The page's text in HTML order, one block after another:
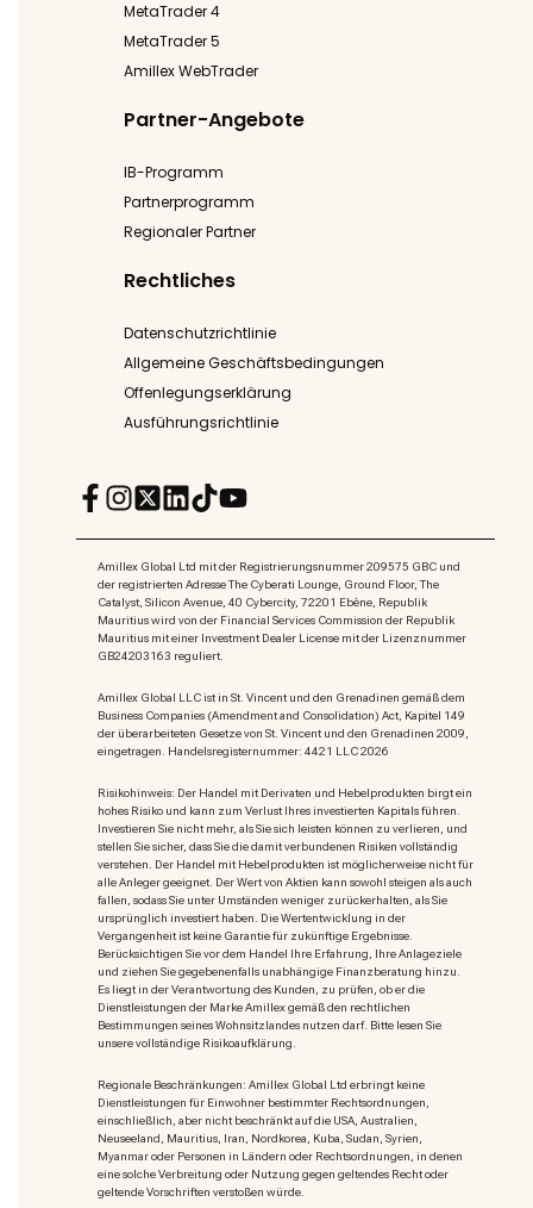
MetaTrader 4
MetaTrader 5
Amillex WebTrader
Partner-Angebote
IB-Programm
Partnerprogramm
Regionaler Partner
Rechtliches
Datenschutzrichtlinie
Allgemeine Geschäftsbedingungen
Offenlegungserklärung
Ausführungsrichtlinie
Amillex Global Ltd mit der Registrierungsnummer 209575 GBC und
der registrierten Adresse The Cyberati Lounge, Ground Floor, The
Catalyst, Silicon Avenue, 40 Cybercity, 72201 Ebène, Republik
Mauritius wird von der Financial Services Commission der Republik
Mauritius mit einer Investment Dealer License mit der Lizenznummer
GB24203163 reguliert.
Amillex Global LLC ist in St. Vincent und den Grenadinen gemäß dem
Business Companies (Amendment and Consolidation) Act, Kapitel 149
der überarbeiteten Gesetze von St. Vincent und den Grenadinen 2009,
eingetragen. Handelsregisternummer: 4421 LLC 2026
Risikohinweis: Der Handel mit Derivaten und Hebelprodukten birgt ein
hohes Risiko und kann zum Verlust Ihres investierten Kapitals führen.
Investieren Sie nicht mehr, als Sie sich leisten können zu verlieren, und
stellen Sie sicher, dass Sie die damit verbundenen Risiken vollständig
verstehen. Der Handel mit Hebelprodukten ist möglicherweise nicht für
alle Anleger geeignet. Der Wert von Aktien kann sowohl steigen als auch
fallen, sodass Sie unter Umständen weniger zurückerhalten, als Sie
ursprünglich investiert haben. Die Wertentwicklung in der
Vergangenheit ist keine Garantie für zukünftige Ergebnisse.
Berücksichtigen Sie vor dem Handel Ihre Erfahrung, Ihre Anlageziele
und ziehen Sie gegebenenfalls unabhängige Finanzberatung hinzu.
Es liegt in der Verantwortung des Kunden, zu prüfen, ob er die
Dienstleistungen der Marke Amillex gemäß den rechtlichen
Bestimmungen seines Wohnsitzlandes nutzen darf. Bitte lesen Sie
unsere vollständige Risikoaufklärung.
Regionale Beschränkungen: Amillex Global Ltd erbringt keine
Dienstleistungen für Einwohner bestimmter Rechtsordnungen,
einschließlich, aber nicht beschränkt auf die USA, Australien,
Neuseeland, Mauritius, Iran, Nordkorea, Kuba, Sudan, Syrien,
Myanmar oder Personen in Ländern oder Rechtsordnungen, in denen
eine solche Verbreitung oder Nutzung gegen geltendes Recht oder
geltende Vorschriften verstoßen würde.